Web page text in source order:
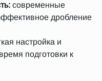
современные
дробление
настройка и
подготовки к